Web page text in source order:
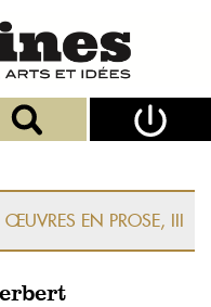
EN PROSE, III